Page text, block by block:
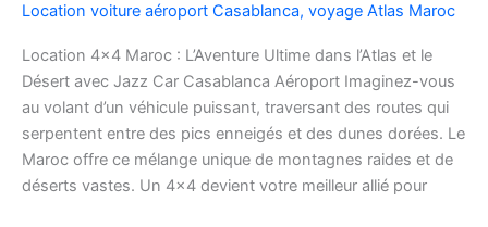
Location voiture aéroport Casablanca, voyage Atlas Maroc
Location 4×4 Maroc : L’Aventure Ultime dans l’Atlas et le
Désert avec Jazz Car Casablanca Aéroport Imaginez-vous
au volant d’un véhicule puissant, traversant des routes qui
serpentent entre des pics enneigés et des dunes dorées. Le
Maroc offre ce mélange unique de montagnes raides et de
déserts vastes. Un 4×4 devient votre meilleur allié pour